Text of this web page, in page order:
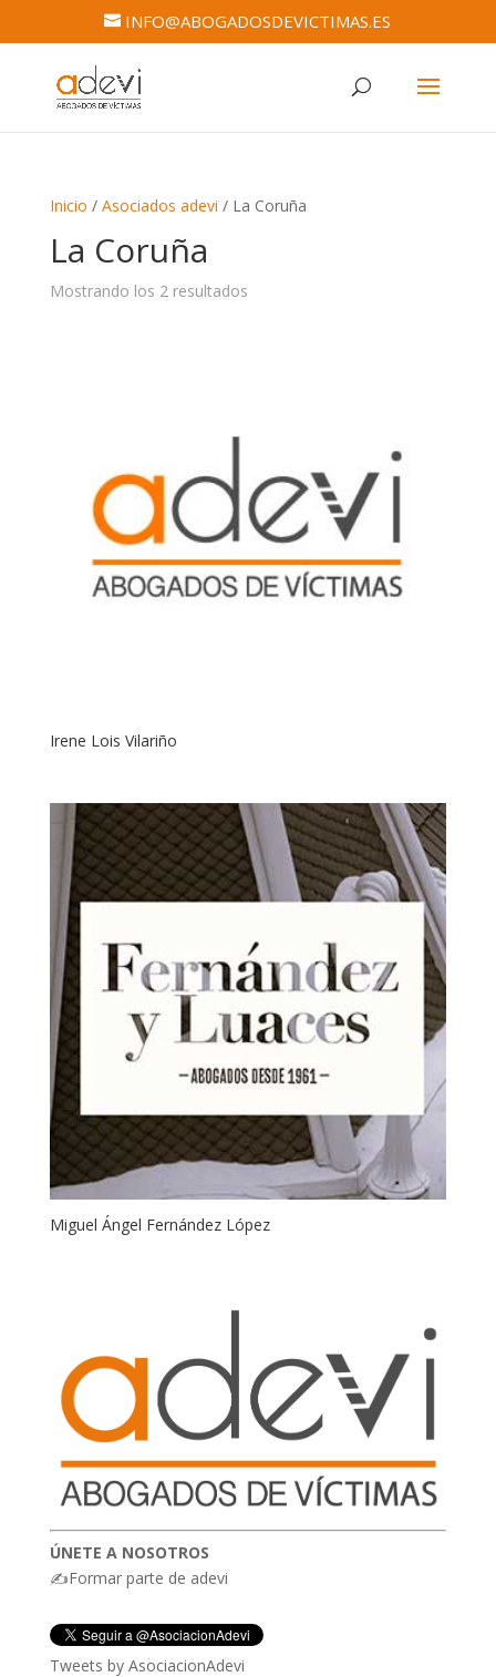
INFO@ABOGADOSDEVICTIMAS.ES
Inicio / Asociados adevi / La Coruña
La Coruña
Mostrando los 2 resultados
Irene Lois Vilariño
Miguel Ángel Fernández López
ÚNETE A NOSOTROS
✍Formar parte de adevi
Tweets by AsociacionAdevi